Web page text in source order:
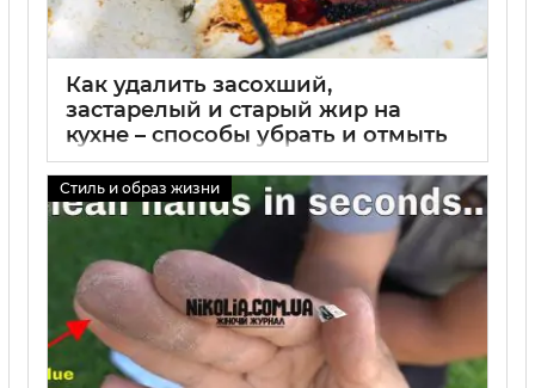
Как удалить засохший,
застарелый и старый жир на
кухне – способы убрать и отмыть
жир
01 09 2025 0
Стиль и образ жизни